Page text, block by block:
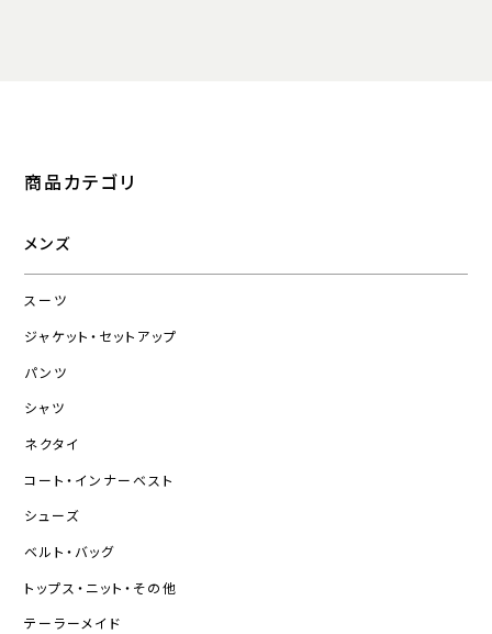
商品カテゴリ
メンズ
スーツ
ジャケット・セットアップ
パンツ
シャツ
ネクタイ
コート・インナーベスト
シューズ
ベルト・バッグ
トップス・ニット・その他
テーラーメイド